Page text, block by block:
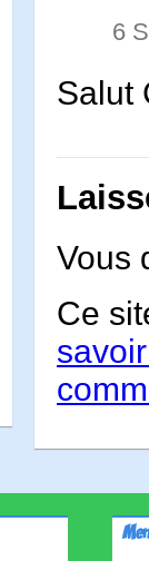
6
Salut
Vous
Ce